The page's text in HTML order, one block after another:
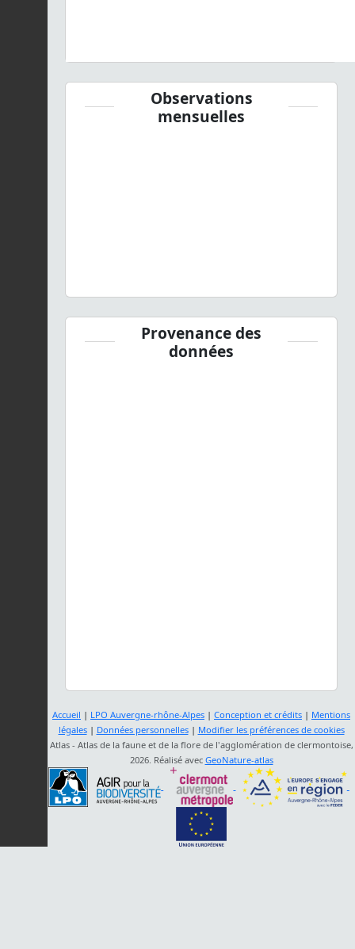
Observations
mensuelles
Provenance des
données
Accueil | LPO Auvergne-rhône-Alpes | Conception et crédits | Mentions
légales| Données personnelles| Modifier les préférences de cookies
Atlas - Atlas de la faune et de la flore de l'agglomération de clermontoise,
2026. Réalisé avec GeoNature-atlas